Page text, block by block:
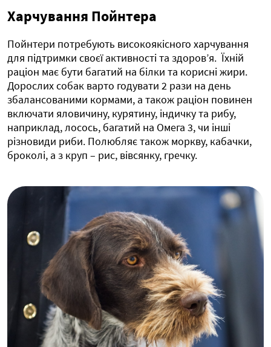
Харчування Пойнтера
Пойнтери потребують високоякісного харчування
для підтримки своєї активності та здоров’я. Їхній
раціон має бути багатий на білки та корисні жири.
Дорослих собак варто годувати 2 рази на день
збалансованими кормами, а також раціон повинен
включати яловичину, курятину, індичку та рибу,
наприклад, лосось, багатий на Омега 3, чи інші
різновиди риби. Полюбляє також моркву, кабачки,
броколі, а з круп – рис, вівсянку, гречку.